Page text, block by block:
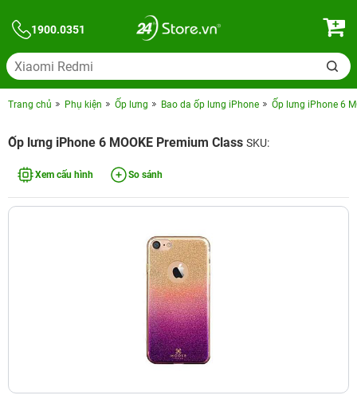
1900.0351
Trang chủ Phụ kiện Ốp lưng Bao da ốp lưng iPhone Ốp lưng iPhone 6
Ốp lưng iPhone 6 MOOKE Premium Class SKU:
Xem cấu hình So sánh